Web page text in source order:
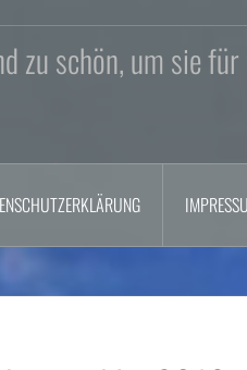
zu schön, um sie